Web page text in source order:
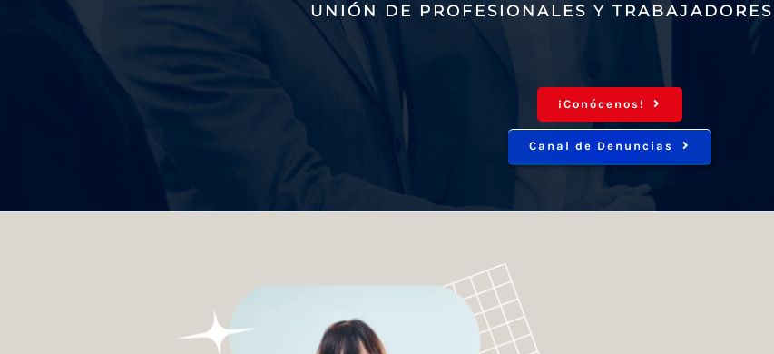
UNIÓN DE PROFESIONALES Y
¡Conócenos!
Canal de Denuncias